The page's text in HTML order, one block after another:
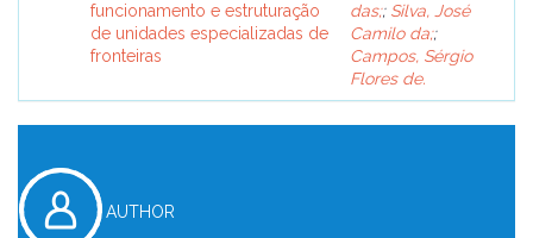
funcionamento e estruturação
de unidades especializadas de
fronteiras
das;; Silva, José
Camilo da;;
Campos, Sérgio
Flores de.
AUTHOR